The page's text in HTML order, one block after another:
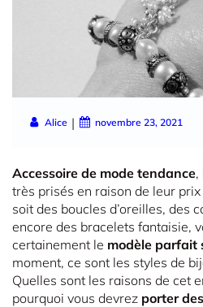
Alice | novembre 23, 2021
Accessoire de mode tendance,
très prisés en raison de leur
soit des boucles d’oreilles, des
encore des bracelets fantaisie,
certainement le modèle parfait
moment, ce sont les styles de
Quelles sont les raisons de cet
pourquoi vous devrez porter